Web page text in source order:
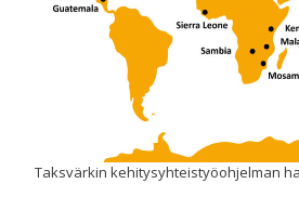
Taksvärkin kehitysyhteistyöohjelman